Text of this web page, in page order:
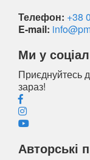
Телефон: +38
E-mail:
Ми у
Приєднуйтесь
зараз!
Авторські